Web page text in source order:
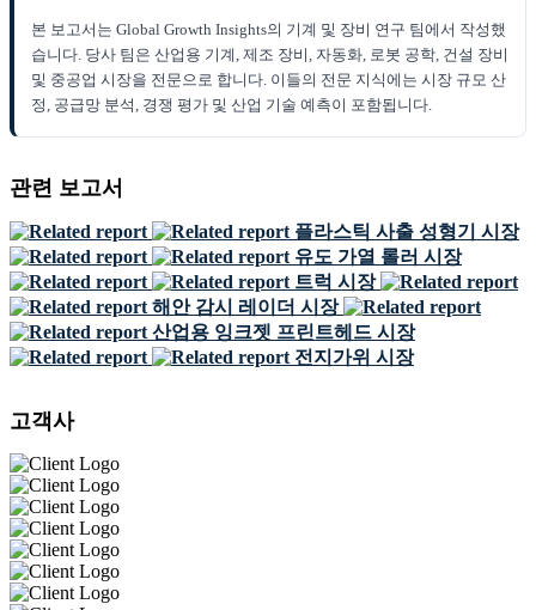
본 보고서는 Global Growth Insights의 기계 및 장비 연구 팀에서 작성했
습니다. 당사 팀은 산업용 기계, 제조 장비, 자동화, 로봇 공학, 건설 장비
및 중공업 시장을 전문으로 합니다. 이들의 전문 지식에는 시장 규모 산
정, 공급망 분석, 경쟁 평가 및 산업 기술 예측이 포함됩니다.
관련 보고서
플라스틱 사출 성형기 시장
유도 가열 롤러 시장
트럭 시장
해안 감시 레이더 시장
산업용 잉크젯 프린트헤드 시장
전지가위 시장
고객사